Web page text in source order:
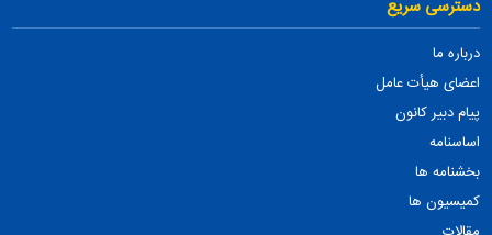
دسترسی سریع
درباره ما
اعضای هیأت عامل
پیام دبیر کانون
اساسنامه
بخشنامه ها
کمیسیون ها